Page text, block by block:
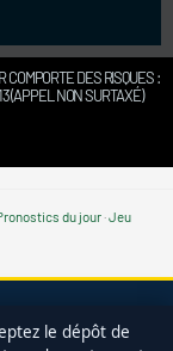
COMPORTE DES RISQUES :
(APPEL NON SURTAXÉ)
du jour·Jeu
le dépôt de